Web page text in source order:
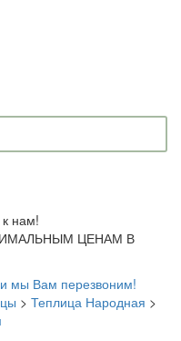
нам!
ЦЕНАМ В
и мы Вам перезвоним!
> Теплица Народная >